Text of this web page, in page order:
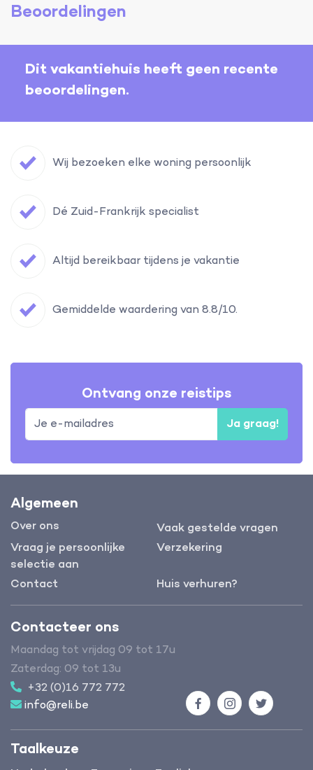
Beoordelingen
Dit vakantiehuis heeft geen recente
beoordelingen.
Wij bezoeken elke woning persoonlijk
Dé Zuid-Frankrijk specialist
Altijd bereikbaar tijdens je vakantie
Gemiddelde waardering van 8.8/10.
Ontvang onze reistips
Ja graag!
Algemeen
Over ons
Vaak gestelde vragen
Vraag je persoonlijke
selectie aan
Verzekering
Contact Huis verhuren?
Taalkeuze
Contacteer ons
Maandag tot vrijdag 09 tot 17u
Zaterdag: 09 tot 13u
+32 (0)16 772 772
info@reli.be
FacebookInstagramTwitter